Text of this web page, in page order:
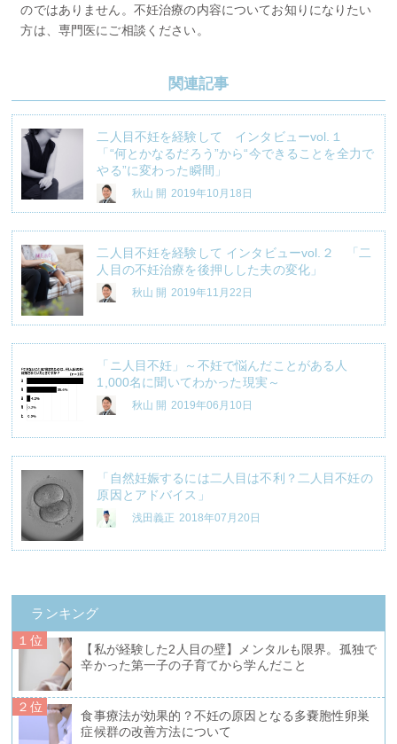
のではありません。不妊治療の内容についてお知りになりたい
方は、専門医にご相談ください。
関連記事
二人目不妊を経験して インタビューvol.１
「“何とかなるだろう”から“今できることを全力で
やる”に変わった瞬間」
秋山 開 2019年10月18日
二人目不妊を経験して インタビューvol.２ 「二
人目の不妊治療を後押しした夫の変化」
秋山 開 2019年11月22日
「ニ人目不妊」～不妊で悩んだことがある人
1,000名に聞いてわかった現実～
秋山 開 2019年06月10日
「自然妊娠するには二人目は不利？二人目不妊の
原因とアドバイス」
浅田義正 2018年07月20日
ランキング
１位
【私が経験した2人目の壁】メンタルも限界。孤独で
辛かった第一子の子育てから学んだこと
２位
食事療法が効果的？不妊の原因となる多嚢胞性卵巣
症候群の改善方法について